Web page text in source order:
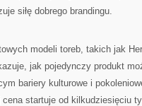
siłę dobrego brandingu.
modeli toreb, takich jak
jak pojedynczy produkt
bariery kulturowe i
cena startuje od kilkudziesięciu